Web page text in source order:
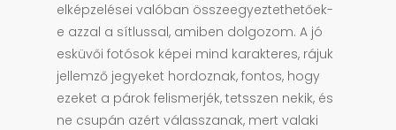
elképzelései valóban összeegyeztethetőek-
e azzal a sítlussal, amiben dolgozom. A jó
esküvői fotósok képei mind karakteres, rájuk
jellemző jegyeket hordoznak, fontos, hogy
ezeket a párok felismerjék, tetsszen nekik, és
ne csupán azért válasszanak, mert valaki